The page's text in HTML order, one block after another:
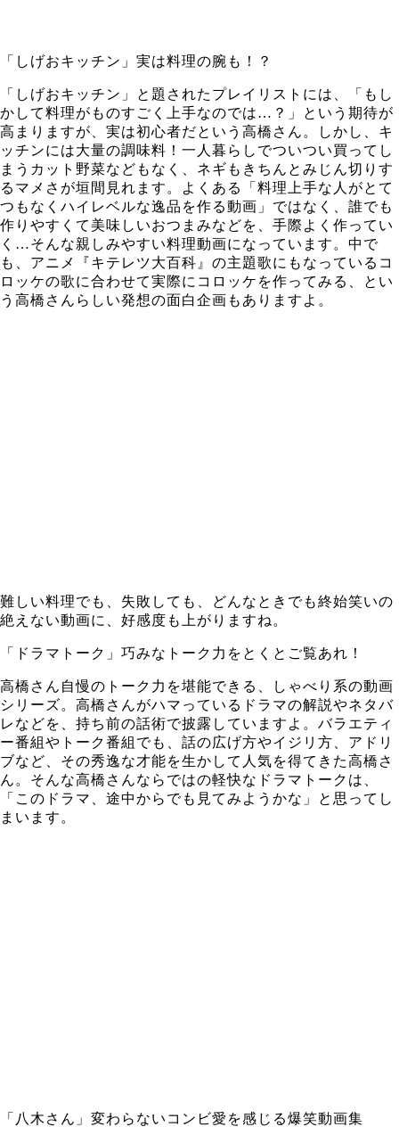
「しげおキッチン」実は料理の腕も！？
「しげおキッチン」と題されたプレイリストには、「もし
かして料理がものすごく上手なのでは…？」という期待が
高まりますが、実は初心者だという高橋さん。しかし、キ
ッチンには大量の調味料！一人暮らしでついつい買ってし
まうカット野菜などもなく、ネギもきちんとみじん切りす
るマメさが垣間見れます。よくある「料理上手な人がとて
つもなくハイレベルな逸品を作る動画」ではなく、誰でも
作りやすくて美味しいおつまみなどを、手際よく作ってい
く…そんな親しみやすい料理動画になっています。中で
も、アニメ『キテレツ大百科』の主題歌にもなっているコ
ロッケの歌に合わせて実際にコロッケを作ってみる、とい
う高橋さんらしい発想の面白企画もありますよ。
難しい料理でも、失敗しても、どんなときでも終始笑いの
絶えない動画に、好感度も上がりますね。
「ドラマトーク」巧みなトーク力をとくとご覧あれ！
高橋さん自慢のトーク力を堪能できる、しゃべり系の動画
シリーズ。高橋さんがハマっているドラマの解説やネタバ
レなどを、持ち前の話術で披露していますよ。バラエティ
ー番組やトーク番組でも、話の広げ方やイジリ方、アドリ
ブなど、その秀逸な才能を生かして人気を得てきた高橋さ
ん。そんな高橋さんならではの軽快なドラマトークは、
「このドラマ、途中からでも見てみようかな」と思ってし
まいます。
「八木さん」変わらないコンビ愛を感じる爆笑動画集